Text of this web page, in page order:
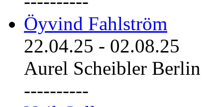
Öyvind Fahlström
22.04.25 - 02.08.25
Aurel Scheibler Berlin
----------